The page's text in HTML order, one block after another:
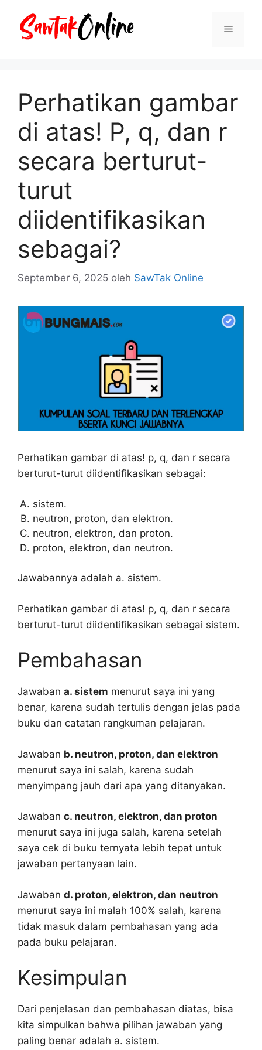
Menu
Perhatikan gambar
di atas! P, q, dan r
secara berturut-
turut
diidentifikasikan
sebagai?
September 6, 2025 oleh SawTak Online
Perhatikan gambar di atas! p, q, dan r secara
berturut-turut diidentifikasikan sebagai:
sistem.
neutron, proton, dan elektron.
neutron, elektron, dan proton.
proton, elektron, dan neutron.
Jawabannya adalah a. sistem.
Perhatikan gambar di atas! p, q, dan r secara
berturut-turut diidentifikasikan sebagai sistem.
Pembahasan
Jawaban a. sistem menurut saya ini yang
benar, karena sudah tertulis dengan jelas pada
buku dan catatan rangkuman pelajaran.
Jawaban b. neutron, proton, dan elektron
menurut saya ini salah, karena sudah
menyimpang jauh dari apa yang ditanyakan.
Jawaban c. neutron, elektron, dan proton
menurut saya ini juga salah, karena setelah
saya cek di buku ternyata lebih tepat untuk
jawaban pertanyaan lain.
Jawaban d. proton, elektron, dan neutron
menurut saya ini malah 100% salah, karena
tidak masuk dalam pembahasan yang ada
pada buku pelajaran.
Kesimpulan
Dari penjelasan dan pembahasan diatas, bisa
kita simpulkan bahwa pilihan jawaban yang
paling benar adalah a. sistem.